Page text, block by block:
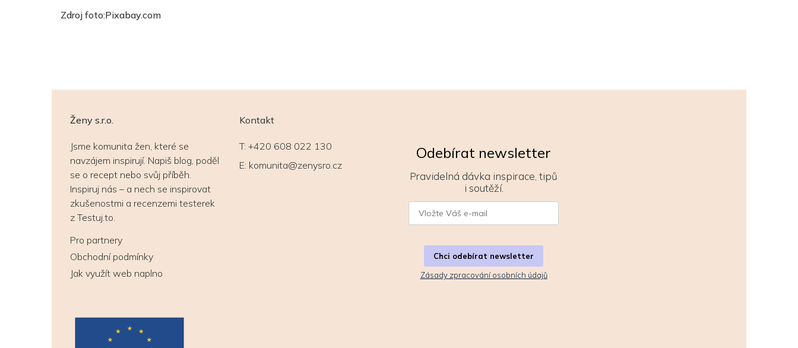
Zdroj foto:Pixabay.com
Ženy s.r.o.
Jsme komunita žen, které se
navzájem inspirují. Napiš blog, poděl
se o recept nebo svůj příběh.
Inspiruj nás – a nech se inspirovat
zkušenostmi a recenzemi testerek
z Testuj.to.
Pro partnery
Obchodní podmínky
Jak využít web naplno
Kontakt
T: +420 608 022 130
E: komunita@zenysro.cz
Odebírat newsletter
Pravidelná dávka inspirace, tipů
i soutěží.
Chci odebírat newsletter
Zásady zpracování osobních údajů